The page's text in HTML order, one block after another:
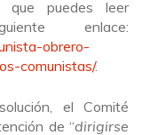
puedes leer
enlace:
obrero-
comunistas/.
el Comité
de “dirigirse